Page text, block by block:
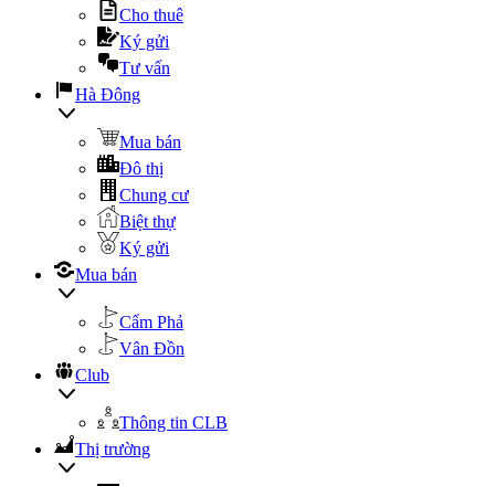
Cho thuê
Ký gửi
Tư vấn
Hà Đông
Mua bán
Đô thị
Chung cư
Biệt thự
Ký gửi
Mua bán
Cẩm Phả
Vân Đồn
Club
Thông tin CLB
Thị trường